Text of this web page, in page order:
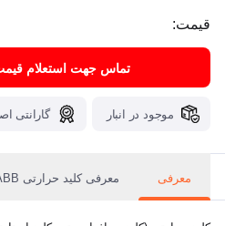
قیمت:
تماس جهت استعلام
موجود در انبار گارانتی
معرفی معرفی کلید حرارتی ABB مدل MS116